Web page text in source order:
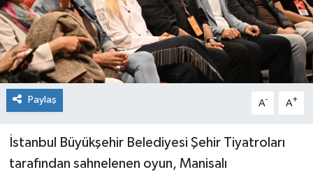
Paylaş A- A+
İstanbul Büyükşehir Belediyesi Şehir Tiyatroları
tarafından sahnelenen oyun, Manisalı